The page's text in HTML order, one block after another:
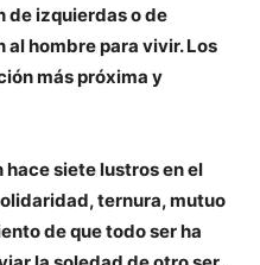
de izquierdas o de
al hombre para vivir. Los
más próxima y
siete lustros en el
ternura, mutuo
de que todo ser ha